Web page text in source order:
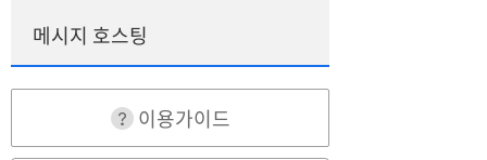
메시지 호스팅
이용가이드